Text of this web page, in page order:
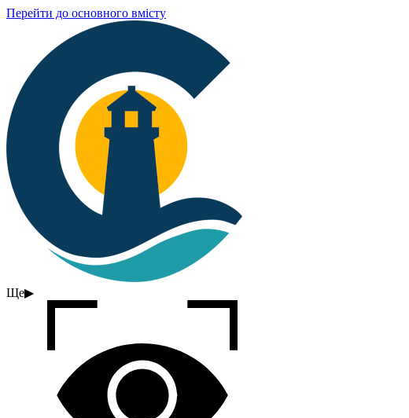
Перейти до основного вмісту
Ще▶